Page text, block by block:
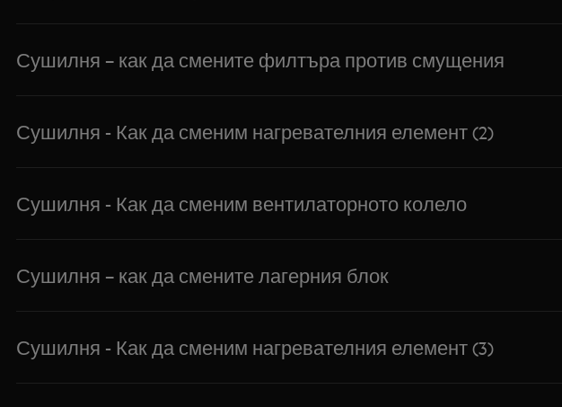
Сушилня – как да смените филтъра против смущения
Сушилня - Как да сменим нагревателния елемент (2)
Сушилня - Как да сменим вентилаторното колело
Сушилня – как да смените лагерния блок
Сушилня - Как да сменим нагревателния елемент (3)